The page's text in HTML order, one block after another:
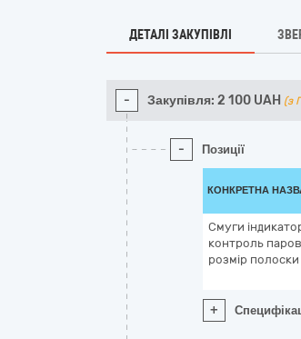
ДЕТАЛІ ЗАКУПІВЛІ
- Закупівля: 2 100 UAH (з
- Позиції
КОНКРЕТНА
Смуги
контроль
розмір
+